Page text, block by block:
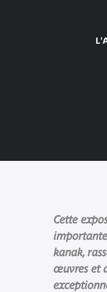
Cette
kanak,
œuvres et